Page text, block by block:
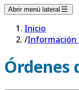
Abrir menú lateral
Inicio
/
Órdenes